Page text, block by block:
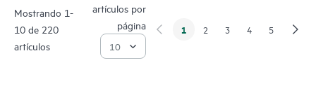
Mostrando 1-
10 de 220
artículos
artículos por
página
1 2 3 4 5